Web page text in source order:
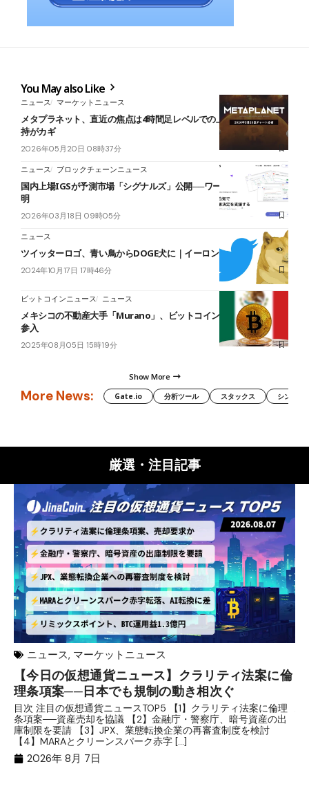
You May also Like
ニュース マーケットニュース
メタプラネット、直近の焦点は4時間足レベルでの上昇転換──下限維
持がカギ
2026年05月20日 08時37分
ニュース ブロックチェーンニュース
国内上場IGSが予測市場「シグナルズ」公開──ワールドIDで人間証
明
2026年03月18日 09時05分
ニュース
ツイッターロゴ、青い鳥からDOGE犬に｜イーロン氏関与か
2024年10月17日 17時46分
ビットコインニュース ニュース
メキシコの不動産大手「Murano」、ビットコイン財務戦略に本格
参入
2025年08月05日 15時19分
Show More
More News: Gate.io 分析ツール スタックス シンボル
厳選・注目記事
ニュース, マーケットニュース
【今日の仮想通貨ニュース】クラリティ法案に倫
理条項案──日本でも規制の動き相次ぐ
目次 注目の仮想通貨ニュースTOP5 【1】クラリティ法案に倫理
条項案──資産売却を協議 【2】金融庁・警察庁、暗号資産の出
庫制限を要請 【3】JPX、業態転換企業の再審査制度を検討
【4】MARAとクリーンスパーク赤字 […]
2026年 8月 7日